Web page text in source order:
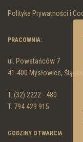
Polityka Prywatności i
PRACOWNIA:
ul. Powstańców 7
41-400 Mysłowice, Śląskie
T. (32) 2222 - 480
T. 794 429 915
GODZINY OTWARCIA